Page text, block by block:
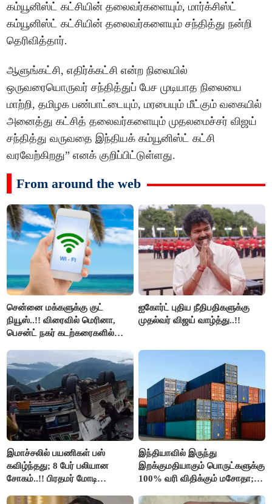
கம்யூனிஸ்ட் கட்சியின் தலைவர்களையும், மார்க்சிஸ்ட்
கம்யூனிஸ்ட் கட்சியின் தலைவர்களையும் சந்தித்து நன்றி
தெரிவித்தார்.
ஆளுங்கட்சி, எதிர்க்கட்சி என்ற நிலையில்
ஒருவரையொருவர் சந்தித்துப் பேச முடியாத நிலையை
மாற்றி, தமிழக பண்பாட்டையும், மரபையும் மீட்கும் வகையில்
அனைத்து கட்சித் தலைவர்களையும் முதலமைச்சர் விஜய்
சந்தித்து வருவதை இந்தியக் கம்யூனிஸ்ட் கட்சி
வரவேற்கிறது” எனக் குறிப்பிட்டுள்ளது.
From around the web
சென்னை மக்களுக்கு குட்
நியூஸ்..!! விரைவில் மெரினா,
பெசன்ட் நகர் கடற்கரைகளில்
ஐகோர்ட் புதிய நீதிபதிகளுக்கு
முதல்வர் விஜய் வாழ்த்து..!!
இமாச்சலில் பயணிகள் பஸ்
கவிழ்ந்தது; 8 பேர் பலியான
சோகம்..!! பிரதமர் மோடி
இந்தியாவில் இருந்து
இறக்குமதியாகும் பொருட்களுக்கு
100% வரி விதிக்கும் மசோதா;